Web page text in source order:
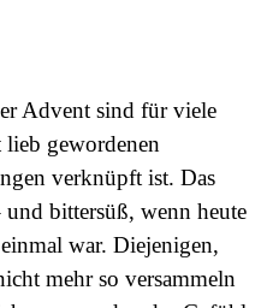
Advent sind für viele
gewordenen
verknüpft ist. Das
bittersüß, wenn heute
war. Diejenigen,
mehr so versammeln